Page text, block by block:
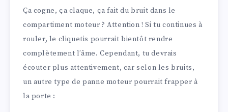
Ça cogne, ça claque, ça fait du bruit dans le
compartiment moteur ? Attention ! Si tu continues à
rouler, le cliquetis pourrait bientôt rendre
complètement l’âme. Cependant, tu devrais
écouter plus attentivement, car selon les bruits,
un autre type de panne moteur pourrait frapper à
la porte :